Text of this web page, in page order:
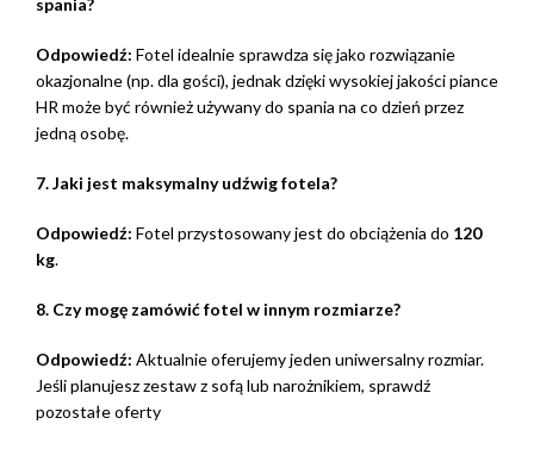
spania?
Odpowiedź: Fotel idealnie sprawdza się jako rozwiązanie
okazjonalne (np. dla gości), jednak dzięki wysokiej jakości piance
HR może być również używany do spania na co dzień przez
jedną osobę.
7. Jaki jest maksymalny udźwig fotela?
Odpowiedź: Fotel przystosowany jest do obciążenia do 120
kg.
8. Czy mogę zamówić fotel w innym rozmiarze?
Odpowiedź: Aktualnie oferujemy jeden uniwersalny rozmiar.
Jeśli planujesz zestaw z sofą lub narożnikiem, sprawdź
pozostałe oferty